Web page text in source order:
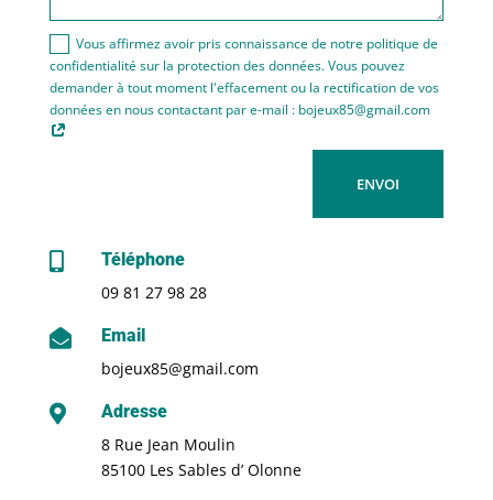
Vous affirmez avoir pris connaissance de notre politique de
confidentialité sur la protection des données. Vous pouvez
demander à tout moment l'effacement ou la rectification de vos
données en nous contactant par e-mail : bojeux85@gmail.com
ENVOI

Téléphone
09 81 27 98 28

Email
bojeux85@gmail.com

Adresse
8 Rue Jean Moulin
85100 Les Sables d’ Olonne